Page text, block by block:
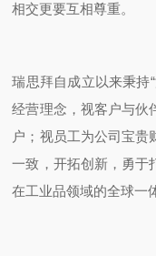
相交更要互相尊重。
瑞思拜自成立以来秉持
经营理念，视客户与伙
户；视员工为公司宝贵
一致，开拓创新，勇于
在工业品领域的全球一